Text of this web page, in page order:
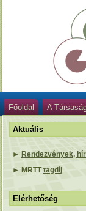
Főoldal A
Aktuális
► Rendezvények,
► MRTTtagdíj
Elérhetőség